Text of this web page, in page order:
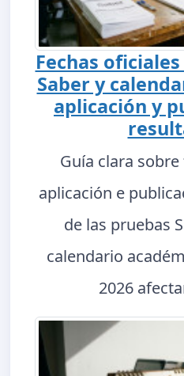
Fechas
Saber y
aplicación y
Guía clara
aplicación e
de las pruebas
calendario
2026